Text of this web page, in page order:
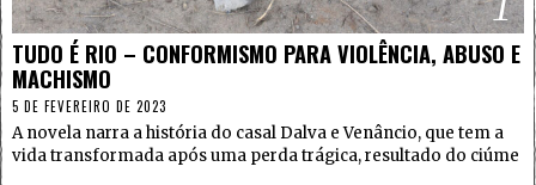
TUDO É RIO – CONFORMISMO PARA VIOLÊNCIA, ABUSO E
MACHISMO
5 DE FEVEREIRO DE 2023
A novela narra a história do casal Dalva e Venâncio, que tem a
vida transformada após uma perda trágica, resultado do ciúme